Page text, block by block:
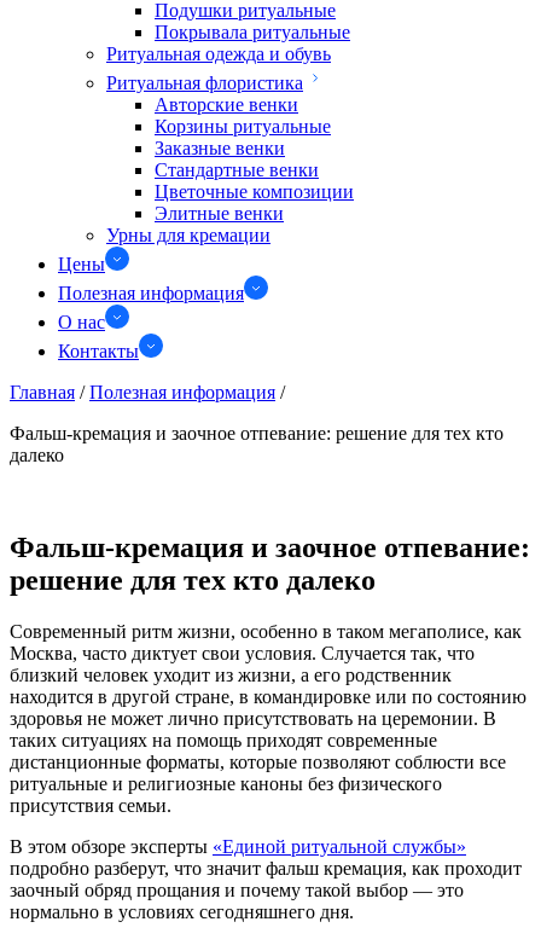
Подушки ритуальные
Покрывала ритуальные
Ритуальная одежда и обувь
Ритуальная флористика
Авторские венки
Корзины ритуальные
Заказные венки
Стандартные венки
Цветочные композиции
Элитные венки
Урны для кремации
Цены
Полезная информация
О нас
Контакты
Главная / Полезная информация /
Фальш-кремация и заочное отпевание: решение для тех кто
далеко
Фальш-кремация и заочное отпевание:
решение для тех кто далеко
Современный ритм жизни, особенно в таком мегаполисе, как
Москва, часто диктует свои условия. Случается так, что
близкий человек уходит из жизни, а его родственник
находится в другой стране, в командировке или по состоянию
здоровья не может лично присутствовать на церемонии. В
таких ситуациях на помощь приходят современные
дистанционные форматы, которые позволяют соблюсти все
ритуальные и религиозные каноны без физического
присутствия семьи.
В этом обзоре эксперты «Единой ритуальной службы»
подробно разберут, что значит фальш кремация, как проходит
заочный обряд прощания и почему такой выбор — это
нормально в условиях сегодняшнего дня.